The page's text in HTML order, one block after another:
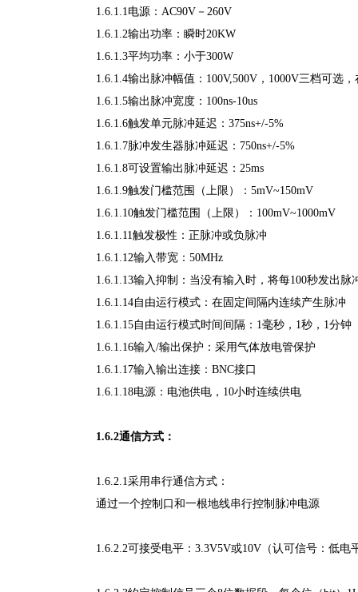
1.6.1.1电源：AC90V－260V
1.6.1.2输出功率：瞬时20KW
1.6.1.3平均功率：小于300W
1.6.1.4输出脉冲幅值：100V,500V，1000V三档可选，
1.6.1.5输出脉冲宽度：100ns-10us
1.6.1.6触发单元脉冲延迟：375ns+/-5%
1.6.1.7脉冲发生器脉冲延迟：750ns+/-5%
1.6.1.8可设置输出脉冲延迟：25ms
1.6.1.9触发门槛范围（上限）：5mV~150mV
1.6.1.10触发门槛范围（上限）：100mV~1000mV
1.6.1.11触发极性：正脉冲或负脉冲
1.6.1.12输入带宽：50MHz
1.6.1.13输入抑制：当没有输入时，将每100秒发出
1.6.1.14自由运行模式：在固定间隔内连续产生脉冲
1.6.1.15自由运行模式时间间隔：1毫秒，1秒，1分钟
1.6.1.16输入/输出保护：采用气体放电管保护
1.6.1.17输入输出连接：BNC接口
1.6.1.18电源：电池供电，10小时连续供电
1.6.2通信方式：
1.6.2.1采用串行通信方式：
通过一个控制口和一根地线串行控制脉冲电源
1.6.2.2可接受电平：3.3V5V或10V（认可信号：低电